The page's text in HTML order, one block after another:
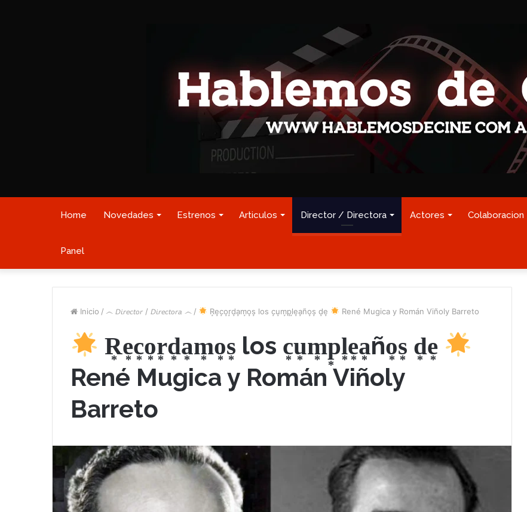
Home Novedades Estrenos Articulos Director / Directora Actores Colaboracion
Panel
Inicio / ෴ 𝘋𝘪𝘳𝘦𝘤𝘵𝘰𝘳 / 𝘋𝘪𝘳𝘦𝘤𝘵𝘰𝘳𝘢 ෴ / R͙e͙c͙o͙r͙d͙a͙m͙o͙s͙ los c͙u͙m͙p͙l͙e͙a͙ño͙s͙ d͙e͙ René Mugica y Román Viñoly Barreto
R͙e͙c͙o͙r͙d͙a͙m͙o͙s͙ los c͙u͙m͙p͙l͙e͙a͙ño͙s͙ d͙e͙
René Mugica y Román Viñoly
Barreto